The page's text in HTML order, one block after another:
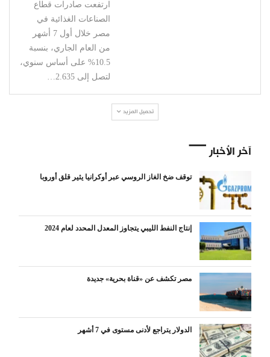
ارتفعت صادرات قطاع
الصناعات الغذائية في
مصر خلال أول 7 أشهر
من العام الجاري، بنسبة
10.5% على أساس سنوي،
لتصل إلى 2.635…
تحميل المزيد
آخر الأخبار
توقف ضخ الغاز الروسي عبر أوكرانيا يثير قلق أوروبا
إنتاج النفط الليبي يتجاوز المعدل المحدد لعام 2024
مصر تكشف عن «قناة بحرية» جديدة
الدولار يتراجع لأدنى مستوى في 7 أشهر